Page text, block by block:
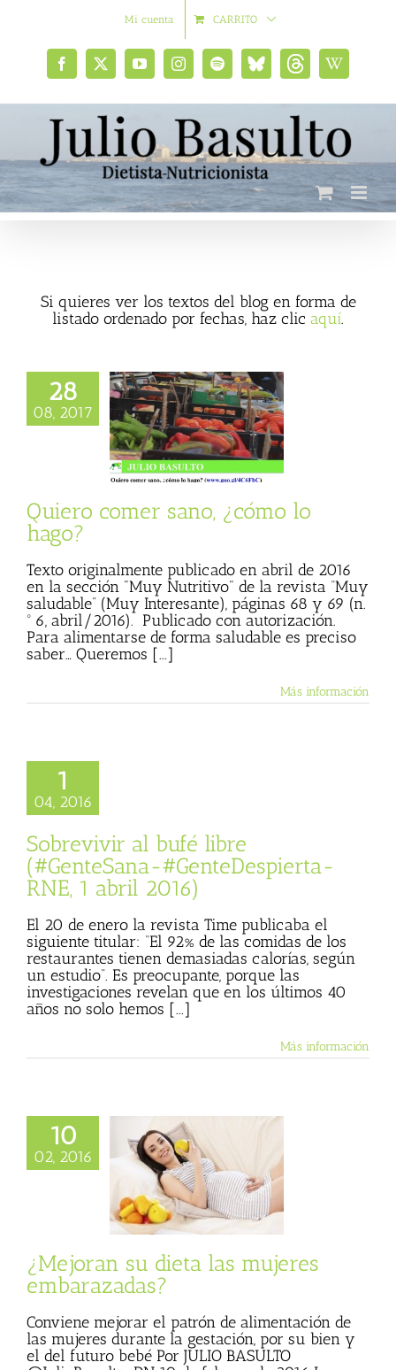
Mi cuenta CARRITO
Facebook
X YouTubeInstagramSpotifyBluesky
social
ThreadsWikipedia
Si quieres ver los textos del blog en forma de
listado ordenado por fechas, haz clic aquí.
28
08, 2017
sano, ¿cómo
lo hago?
Quiero comer sano, ¿cómo lo
hago?
Texto originalmente publicado en abril de 2016
en la sección "Muy Nutritivo" de la revista “Muy
saludable” (Muy Interesante), páginas 68 y 69 (n.
º 6, abril/2016). Publicado con autorización.
Para alimentarse de forma saludable es preciso
saber… Queremos [...]
Más información
1
04, 2016
RNE, 1
2016)
Gente Sana
Sobrevivir al bufé libre
(#GenteSana-#GenteDespierta-
RNE, 1 abril 2016)
El 20 de enero la revista Time publicaba el
siguiente titular: “El 92% de las comidas de los
restaurantes tienen demasiadas calorías, según
un estudio”. Es preocupante, porque las
investigaciones revelan que en los últimos 40
años no solo hemos [...]
Más información
10
02, 2016
¿Mejoran su dieta las mujeres
embarazadas?
Conviene mejorar el patrón de alimentación de
las mujeres durante la gestación, por su bien y
el del futuro bebé Por JULIO BASULTO